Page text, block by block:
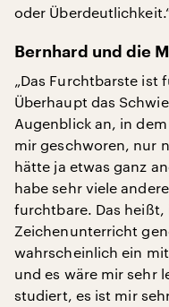
oder
Bernhard und die
„Das Furchtbarste ist
Überhaupt das
Augenblick an, in
mir geschworen, nur
hätte ja etwas ganz
habe sehr viele
furchtbare. Das heißt,
Zeichenunterricht
wahrscheinlich ein
und es wäre mir sehr
studiert, es ist mir